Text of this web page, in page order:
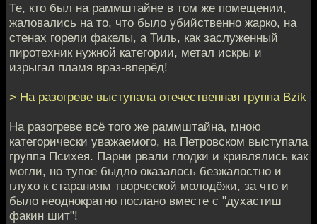
Те, кто был на раммштайне в том же помещении,
жаловались на то, что было убийственно жарко, на
стенах горели факелы, а Тиль, как заслуженный
пиротехник нужной категории, метал искры и
изрыгал пламя враз-вперёд!
> На разогреве выступала отечественная группа Bzik
На разогреве всё того же раммштайна, мною
категорически уважаемого, на Петровском выступала
группа Психея. Парни рвали глодки и кривлялись как
могли, но тупое быдло оказалось безжалостно и
глухо к стараниям творческой молодёжи, за что и
было неоднократно послано вместе с "духастиш
факин шит"!